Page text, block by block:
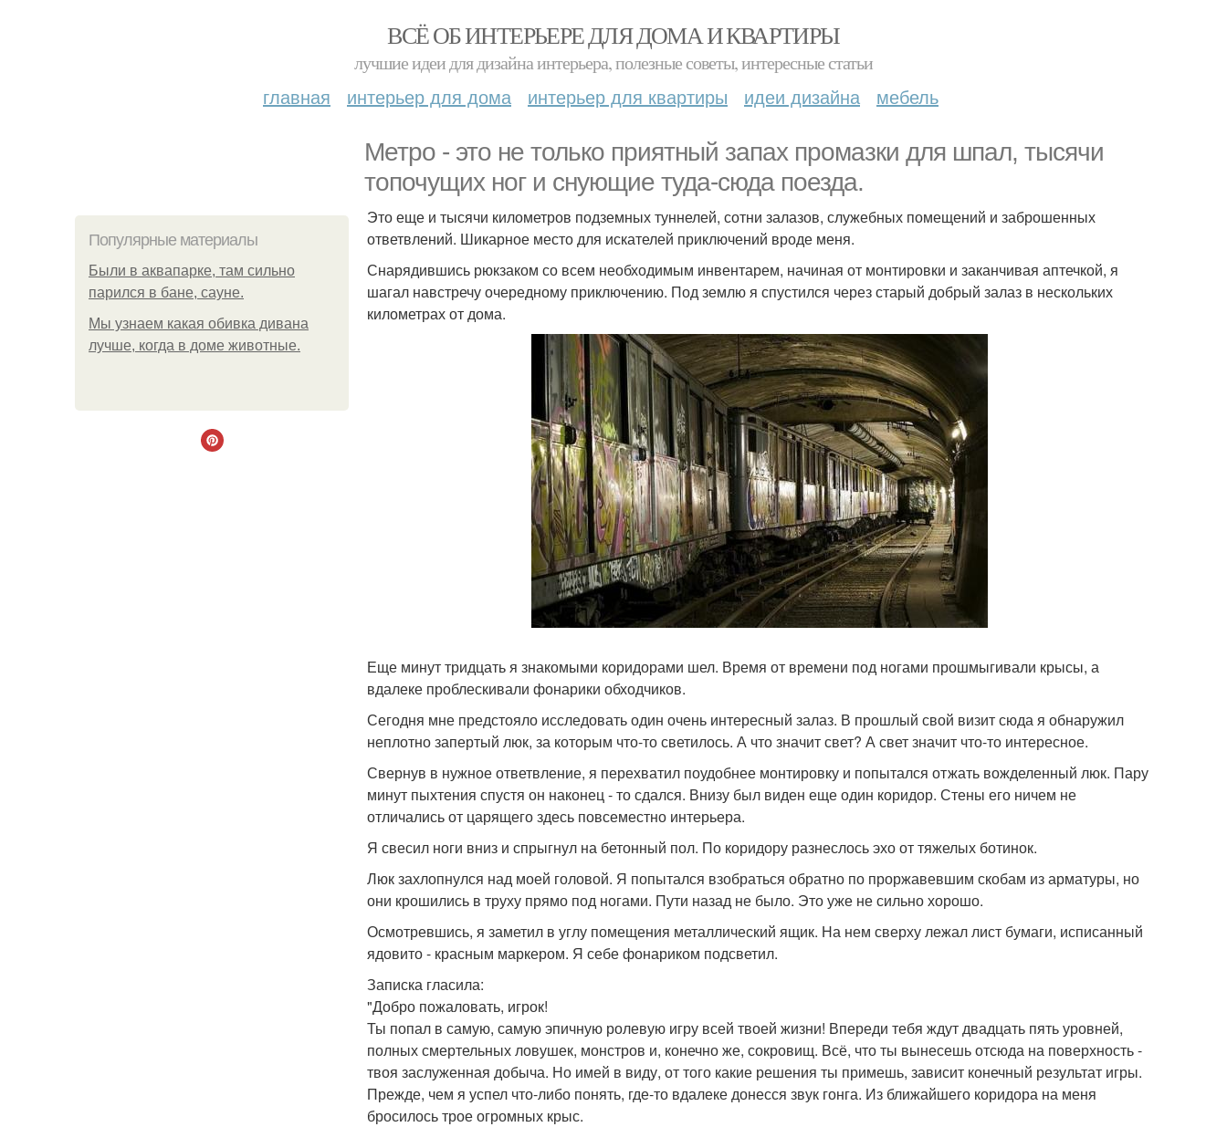
ВСЁ ОБ ИНТЕРЬЕРЕ ДЛЯ ДОМА И КВАРТИРЫ
лучшие идеи для дизайна интерьера, полезные советы, интересные статьи
главная интерьер для дома интерьер для квартиры идеи дизайна мебель
Метро - это не только приятный запах промазки для шпал, тысячи
топочущих ног и снующие туда-сюда поезда.
Популярные материалы
Были в аквапарке, там сильно
парился в бане, сауне.
Мы узнаем какая обивка дивана
лучше, когда в доме животные.
Это еще и тысячи километров подземных туннелей, сотни залазов, служебных помещений и заброшенных
ответвлений. Шикарное место для искателей приключений вроде меня.
Снарядившись рюкзаком со всем необходимым инвентарем, начиная от монтировки и заканчивая аптечкой, я
шагал навстречу очередному приключению. Под землю я спустился через старый добрый залаз в нескольких
километрах от дома.
Еще минут тридцать я знакомыми коридорами шел. Время от времени под ногами прошмыгивали крысы, а
вдалеке проблескивали фонарики обходчиков.
Сегодня мне предстояло исследовать один очень интересный залаз. В прошлый свой визит сюда я обнаружил
неплотно запертый люк, за которым что-то светилось. А что значит свет? А свет значит что-то интересное.
Свернув в нужное ответвление, я перехватил поудобнее монтировку и попытался отжать вожделенный люк. Пару
минут пыхтения спустя он наконец - то сдался. Внизу был виден еще один коридор. Стены его ничем не
отличались от царящего здесь повсеместно интерьера.
Я свесил ноги вниз и спрыгнул на бетонный пол. По коридору разнеслось эхо от тяжелых ботинок.
Люк захлопнулся над моей головой. Я попытался взобраться обратно по проржавевшим скобам из арматуры, но
они крошились в труху прямо под ногами. Пути назад не было. Это уже не сильно хорошо.
Осмотревшись, я заметил в углу помещения металлический ящик. На нем сверху лежал лист бумаги, исписанный
ядовито - красным маркером. Я себе фонариком подсветил.
Записка гласила:
"Добро пожаловать, игрок!
Ты попал в самую, самую эпичную ролевую игру всей твоей жизни! Впереди тебя ждут двадцать пять уровней,
полных смертельных ловушек, монстров и, конечно же, сокровищ. Всё, что ты вынесешь отсюда на поверхность -
твоя заслуженная добыча. Но имей в виду, от того какие решения ты примешь, зависит конечный результат игры.
Прежде, чем я успел что-либо понять, где-то вдалеке донесся звук гонга. Из ближайшего коридора на меня
бросилось трое огромных крыс.